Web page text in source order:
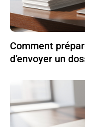
Comment
d’envoyer un